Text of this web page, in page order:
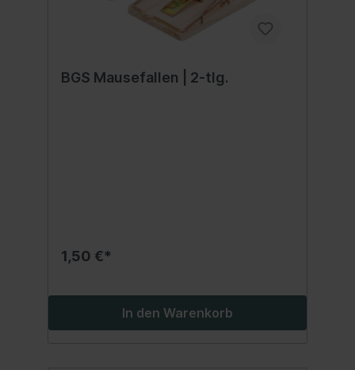
BGS Mausefallen | 2-tlg.
1,50 €*
In den Warenkorb